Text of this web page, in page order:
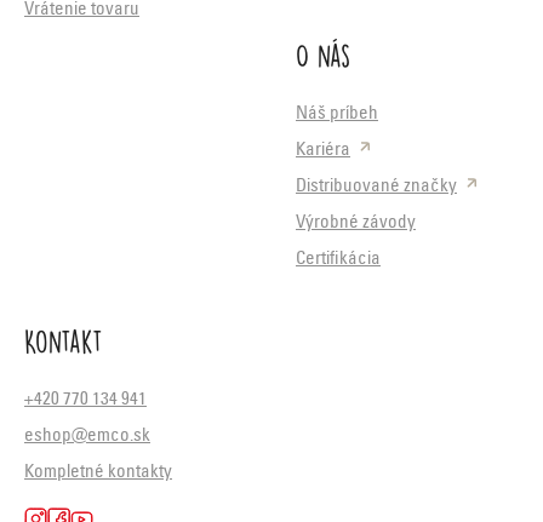
Vrátenie tovaru
O nás
Náš príbeh
Kariéra
Distribuované značky
Výrobné závody
Certifikácia
Kontakt
+420 770 134 941
eshop@emco.sk
Kompletné kontakty